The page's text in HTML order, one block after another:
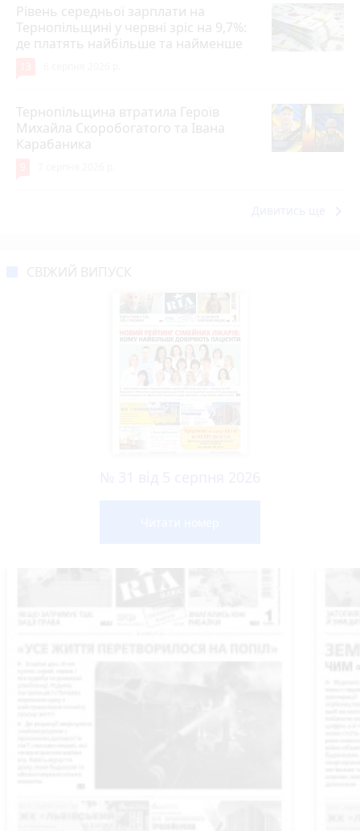
Рівень середньої зарплати на
Тернопільщині у червні зріс на 9,7%:
де платять найбільше та найменше
Тернопільщина втратила Героїв
Михайла Скоробогатого та Івана
Карабаника